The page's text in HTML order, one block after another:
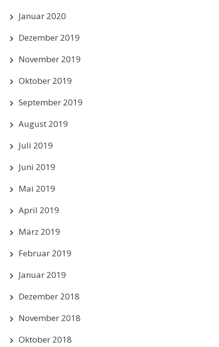
Januar 2020
Dezember 2019
November 2019
Oktober 2019
September 2019
August 2019
Juli 2019
Juni 2019
Mai 2019
April 2019
März 2019
Februar 2019
Januar 2019
Dezember 2018
November 2018
Oktober 2018